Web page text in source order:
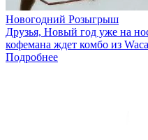
Новогодний Розыгрыш
Друзья, Новый год уже на
кофемана ждет комбо из
Подробнее